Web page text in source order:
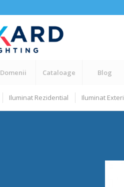
Domenii Cataloage Blog
Iluminat Rezidential Iluminat